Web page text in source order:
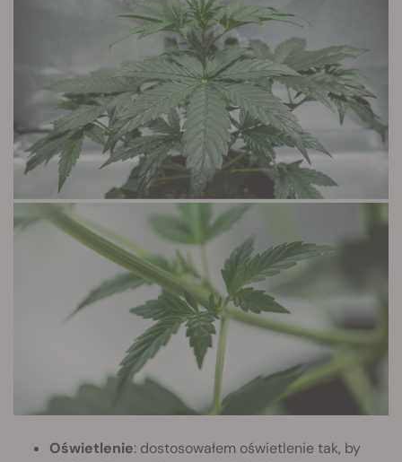
Oświetlenie: dostosowałem oświetlenie tak, by